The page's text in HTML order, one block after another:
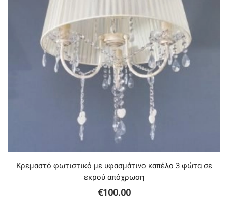
Κρεμαστό φωτιστικό με υφασμάτινο καπέλο 3 φώτα σε
εκρού απόχρωση
€100.00